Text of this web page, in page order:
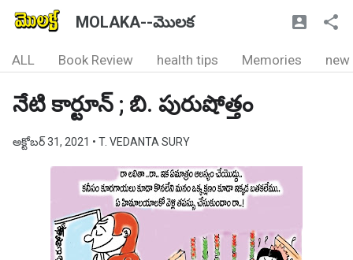
MOLAKA--మొలక
ALL Book Review health tips Memories new
నేటి కార్టూన్ ; బి. పురుషోత్తం
అక్టోబర్ 31, 2021 • T. VEDANTA SURY